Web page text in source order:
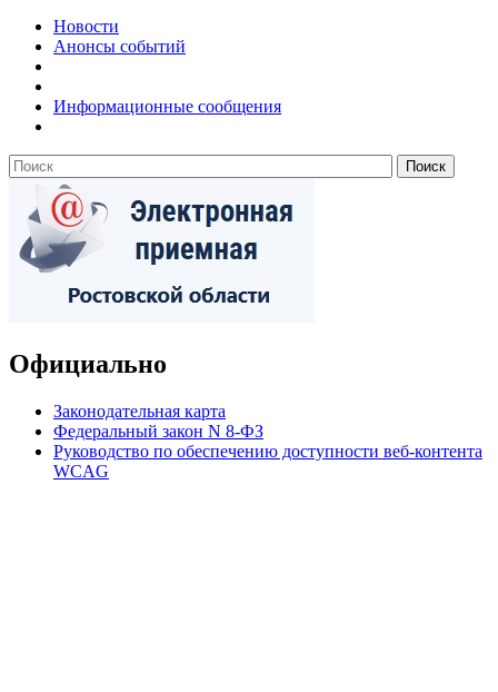
Новости
Анонсы событий
Информационные сообщения
Официально
Законодательная карта
Федеральный закон N 8-ФЗ
Руководство по обеспечению доступности веб-контента
WCAG